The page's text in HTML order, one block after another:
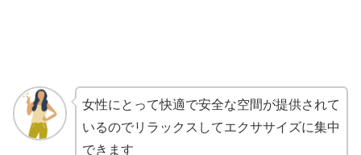
女性にとって快適で安全な空間が提供されて
いるのでリラックスしてエクササイズに集中
できます